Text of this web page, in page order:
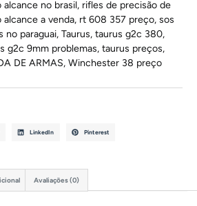
alcance no brasil, rifles de precisão de
alcance a venda, rt 608 357 preço,sos
no paraguai,Taurus,taurus g2c 380,
g2c 9mm problemas,taurus preços,
DE ARMAS,Winchester 38 preço
LinkedIn Pinterest
Avaliações (0)